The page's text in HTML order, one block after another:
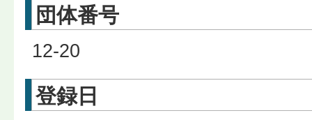
団体番号
12-20
登録日